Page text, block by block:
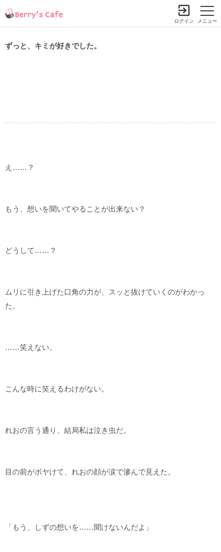
メニュー
ログイン
ずっと、キミが好きでした。
え……？
もう、想いを聞いてやることが出来ない？
どうして……？
ムリに引き上げた口角の力が、スッと抜けていくのがわかっ
た。
……笑えない。
こんな時に笑えるわけがない。
れおの言う通り、結局私は泣き虫だ。
目の前がボヤけて、れおの顔が涙で滲んで見えた。
「もう、しずの想いを……聞けないんだよ」